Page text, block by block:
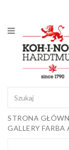
Ołówki
mechaniczne
i wkłady
Ołówki
grafitowe
Kredki
Pastele,
STRONA
GALLERY